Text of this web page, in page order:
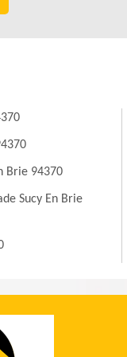
Brie 94370
Sucy En Brie